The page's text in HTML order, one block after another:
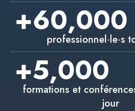
+60,000
professionnel·le·s
+5,000
formations et
jour